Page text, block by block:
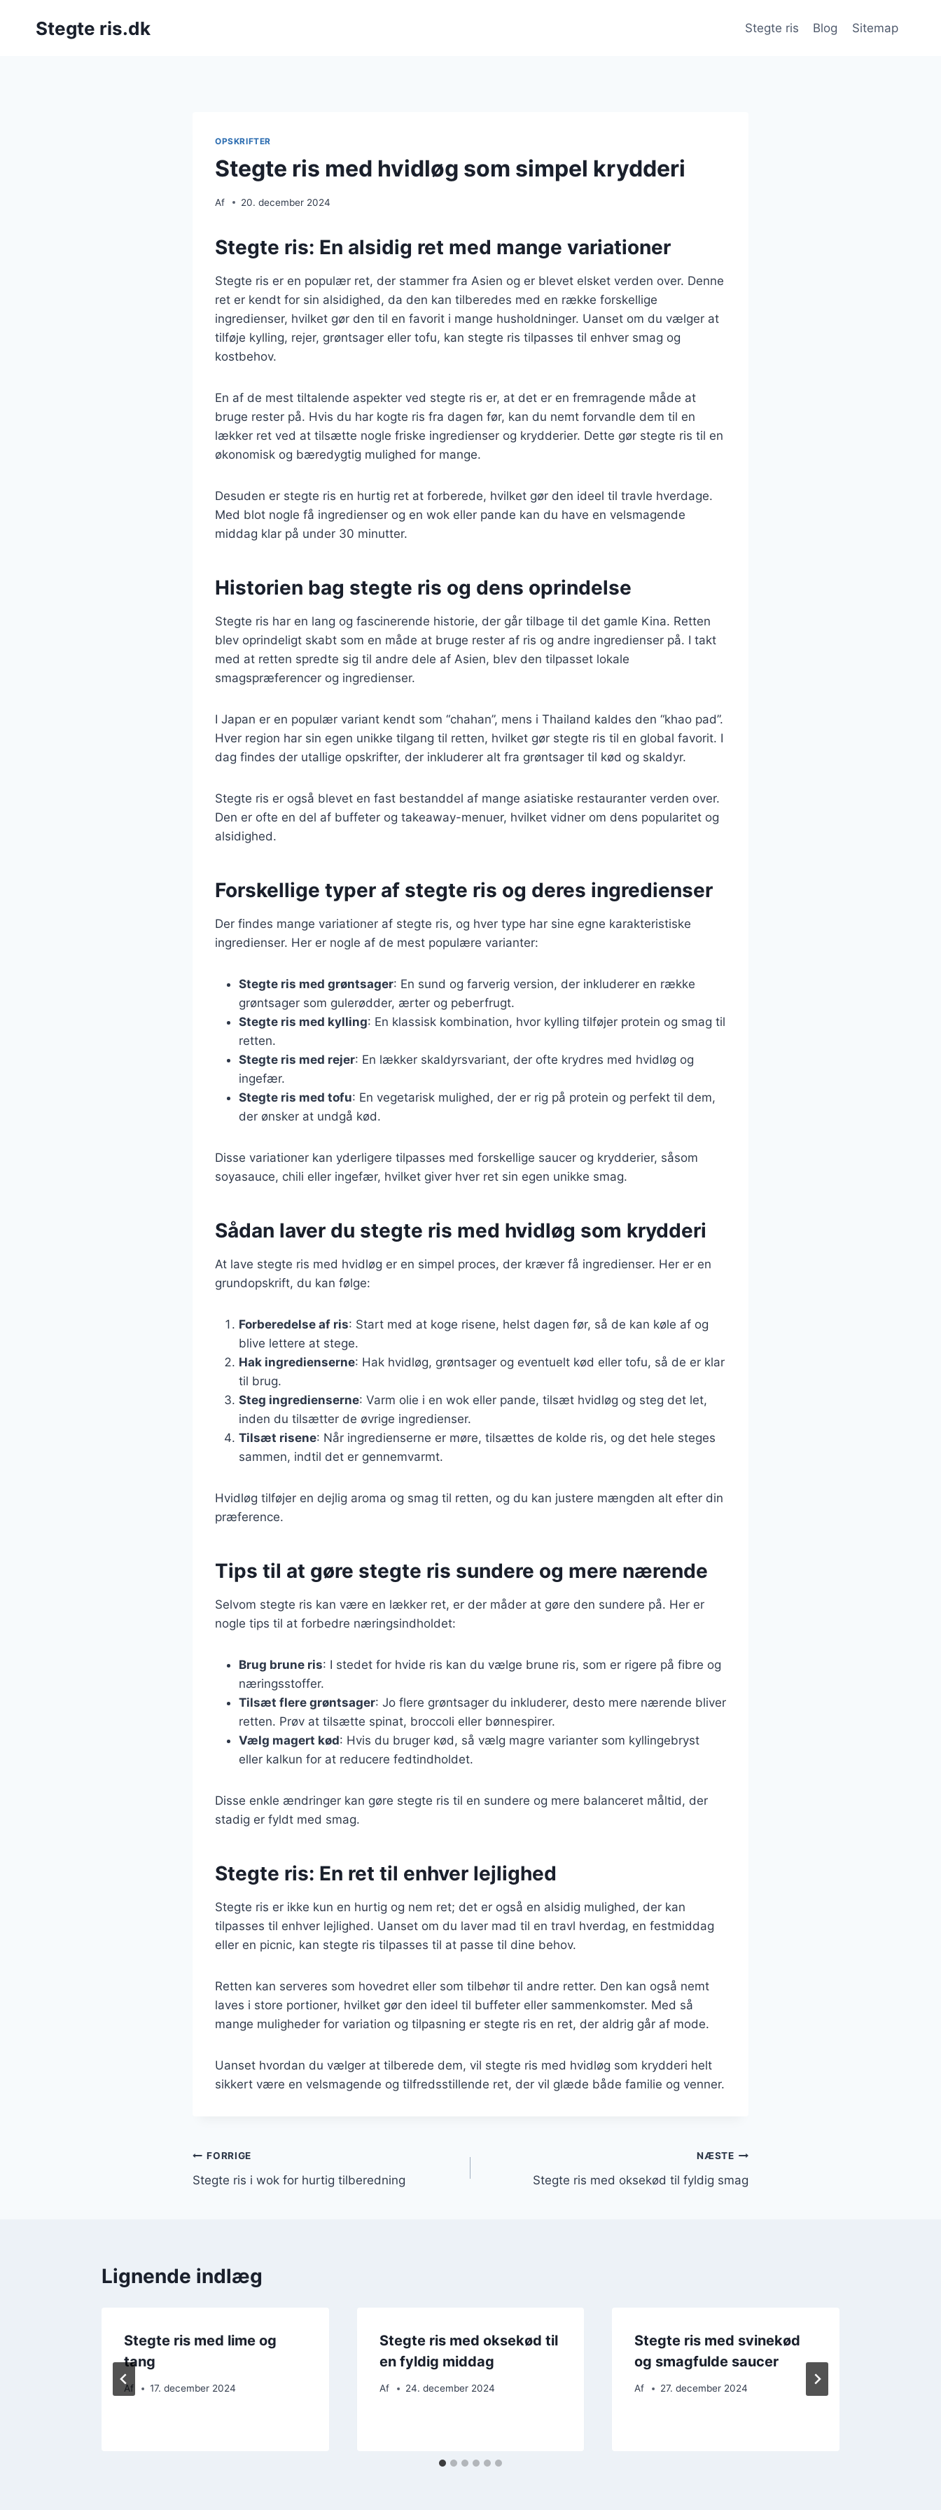
Stegte ris.dk Stegte ris Blog Sitemap
OPSKRIFTER
Stegte ris med hvidløg som simpel krydderi
Af 20. december 2024
Stegte ris: En alsidig ret med mange variationer
Stegte ris er en populær ret, der stammer fra Asien og er blevet elsket verden over. Denne
ret er kendt for sin alsidighed, da den kan tilberedes med en række forskellige
ingredienser, hvilket gør den til en favorit i mange husholdninger. Uanset om du vælger at
tilføje kylling, rejer, grøntsager eller tofu, kan stegte ris tilpasses til enhver smag og
kostbehov.
En af de mest tiltalende aspekter ved stegte ris er, at det er en fremragende måde at
bruge rester på. Hvis du har kogte ris fra dagen før, kan du nemt forvandle dem til en
lækker ret ved at tilsætte nogle friske ingredienser og krydderier. Dette gør stegte ris til en
økonomisk og bæredygtig mulighed for mange.
Desuden er stegte ris en hurtig ret at forberede, hvilket gør den ideel til travle hverdage.
Med blot nogle få ingredienser og en wok eller pande kan du have en velsmagende
middag klar på under 30 minutter.
Historien bag stegte ris og dens oprindelse
Stegte ris har en lang og fascinerende historie, der går tilbage til det gamle Kina. Retten
blev oprindeligt skabt som en måde at bruge rester af ris og andre ingredienser på. I takt
med at retten spredte sig til andre dele af Asien, blev den tilpasset lokale
smagspræferencer og ingredienser.
I Japan er en populær variant kendt som “chahan”, mens i Thailand kaldes den “khao pad”.
Hver region har sin egen unikke tilgang til retten, hvilket gør stegte ris til en global favorit. I
dag findes der utallige opskrifter, der inkluderer alt fra grøntsager til kød og skaldyr.
Stegte ris er også blevet en fast bestanddel af mange asiatiske restauranter verden over.
Den er ofte en del af buffeter og takeaway-menuer, hvilket vidner om dens popularitet og
alsidighed.
Forskellige typer af stegte ris og deres ingredienser
Der findes mange variationer af stegte ris, og hver type har sine egne karakteristiske
ingredienser. Her er nogle af de mest populære varianter:
Stegte ris med grøntsager: En sund og farverig version, der inkluderer en række
grøntsager som gulerødder, ærter og peberfrugt.
Stegte ris med kylling: En klassisk kombination, hvor kylling tilføjer protein og smag til
retten.
Stegte ris med rejer: En lækker skaldyrsvariant, der ofte krydres med hvidløg og
ingefær.
Stegte ris med tofu: En vegetarisk mulighed, der er rig på protein og perfekt til dem,
der ønsker at undgå kød.
Disse variationer kan yderligere tilpasses med forskellige saucer og krydderier, såsom
soyasauce, chili eller ingefær, hvilket giver hver ret sin egen unikke smag.
Sådan laver du stegte ris med hvidløg som krydderi
At lave stegte ris med hvidløg er en simpel proces, der kræver få ingredienser. Her er en
grundopskrift, du kan følge:
Forberedelse af ris: Start med at koge risene, helst dagen før, så de kan køle af og
blive lettere at stege.
Hak ingredienserne: Hak hvidløg, grøntsager og eventuelt kød eller tofu, så de er klar
til brug.
Steg ingredienserne: Varm olie i en wok eller pande, tilsæt hvidløg og steg det let,
inden du tilsætter de øvrige ingredienser.
Tilsæt risene: Når ingredienserne er møre, tilsættes de kolde ris, og det hele steges
sammen, indtil det er gennemvarmt.
Hvidløg tilføjer en dejlig aroma og smag til retten, og du kan justere mængden alt efter din
præference.
Tips til at gøre stegte ris sundere og mere nærende
Selvom stegte ris kan være en lækker ret, er der måder at gøre den sundere på. Her er
nogle tips til at forbedre næringsindholdet:
Brug brune ris: I stedet for hvide ris kan du vælge brune ris, som er rigere på fibre og
næringsstoffer.
Tilsæt flere grøntsager: Jo flere grøntsager du inkluderer, desto mere nærende bliver
retten. Prøv at tilsætte spinat, broccoli eller bønnespirer.
Vælg magert kød: Hvis du bruger kød, så vælg magre varianter som kyllingebryst
eller kalkun for at reducere fedtindholdet.
Disse enkle ændringer kan gøre stegte ris til en sundere og mere balanceret måltid, der
stadig er fyldt med smag.
Stegte ris: En ret til enhver lejlighed
Stegte ris er ikke kun en hurtig og nem ret; det er også en alsidig mulighed, der kan
tilpasses til enhver lejlighed. Uanset om du laver mad til en travl hverdag, en festmiddag
eller en picnic, kan stegte ris tilpasses til at passe til dine behov.
Retten kan serveres som hovedret eller som tilbehør til andre retter. Den kan også nemt
laves i store portioner, hvilket gør den ideel til buffeter eller sammenkomster. Med så
mange muligheder for variation og tilpasning er stegte ris en ret, der aldrig går af mode.
Uanset hvordan du vælger at tilberede dem, vil stegte ris med hvidløg som krydderi helt
sikkert være en velsmagende og tilfredsstillende ret, der vil glæde både familie og venner.
Indlægsnavigation
FORRIGE
Stegte ris i wok for hurtig tilberedning
NÆSTE
Stegte ris med oksekød til fyldig smag
Lignende indlæg
Stegte ris med lime og
tang
Af 17. december 2024
Stegte ris med oksekød til
en fyldig middag
Af 24. december 2024
Stegte ris med svinekød
og smagfulde saucer
Af 27. december 2024